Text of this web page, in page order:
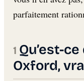
parfaitement
Qu’est-
Oxford,